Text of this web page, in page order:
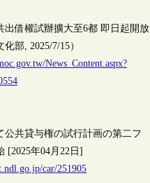
出借權試辦擴大至6都 即日起開放
部, 2025/7/15）
News_Content.aspx?
公共貸与権の試行計画の第二フ
[2025年04月22日]
car/251905